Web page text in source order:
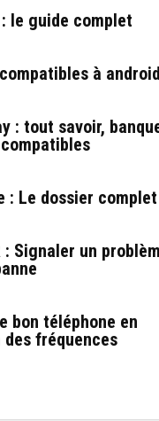
le guide complet
à android
: tout savoir,
: Le dossier complet
: Signaler un
bon téléphone en
fréquences